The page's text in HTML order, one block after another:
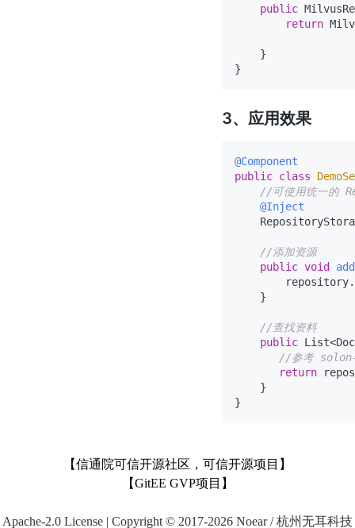
public
return
    }
3、应用效果
@Component
public class
//可使用统一的
@Inject
//添加资源
public void
    }
//查找资料
public
//参考
return
    }
【信通院可信开源社区，可信开源项目】
【GitEE GVP项目】
Apache-2.0 License | Copyright © 2017-2026 Noear / 杭州无耳科技